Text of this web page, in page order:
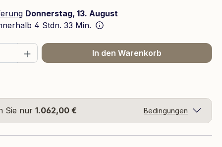
Donnerstag, 13. August
4 Stdn. 33 Min.
Gib den gewünschten Wert
In den Warenkorb
Sie nur 1.062,00 € Bedingungen